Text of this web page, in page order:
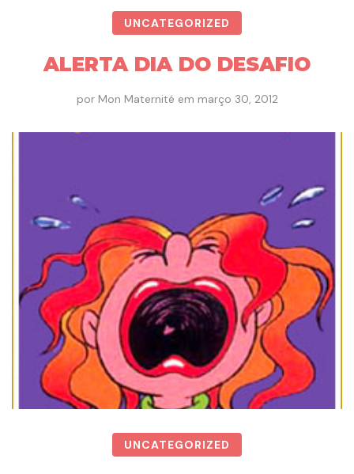
UNCATEGORIZED
ALERTA DIA DO DESAFIO
por Mon Maternité em março 30, 2012
UNCATEGORIZED